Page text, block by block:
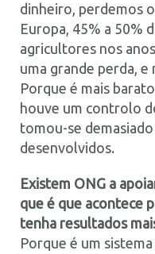
dinheiro, perdemos
Europa, 45% a 50%
agricultores nos
uma grande perda, e
Porque é mais
houve um controlo
tomou-se
desenvolvidos.
Existem ONG a
que é que acontece
tenha resultados
Porque é um